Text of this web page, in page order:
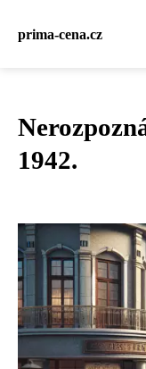
prima-cena.cz
1942.